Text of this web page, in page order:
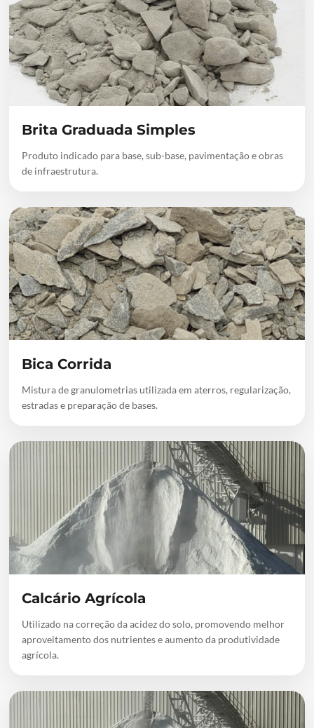
Brita Graduada Simples
Produto indicado para base, sub-base, pavimentação e obras
de infraestrutura.
Bica Corrida
Mistura de granulometrias utilizada em aterros, regularização,
estradas e preparação de bases.
Calcário Agrícola
Utilizado na correção da acidez do solo, promovendo melhor
aproveitamento dos nutrientes e aumento da produtividade
agrícola.